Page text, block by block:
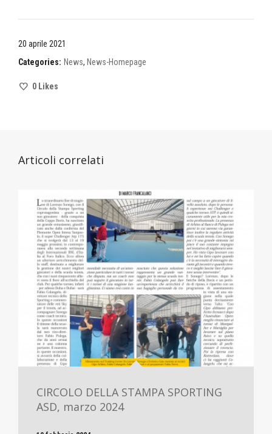
20 aprile 2021
Categories: News, News-Homepage
0 Likes
Articoli correlati
CIRCOLO DELLA STAMPA SPORTING
ASD, marzo 2024